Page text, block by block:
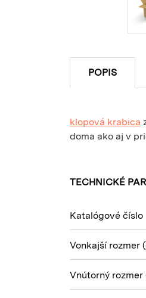
POPIS
klopová krabica
doma ako aj v
TECHNICKÉ
Katalógové číslo
Vonkajší rozmer
Vnútorný rozmer